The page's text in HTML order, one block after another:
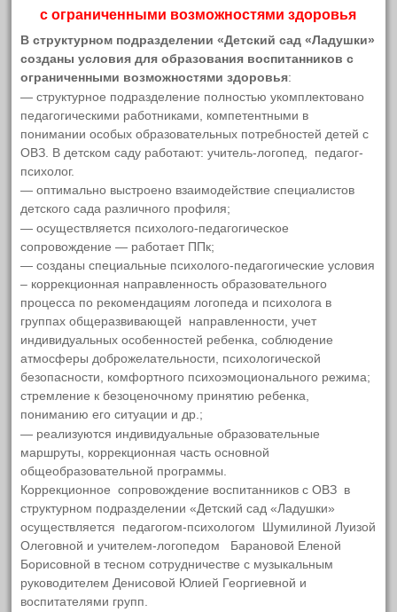
Федеральные документы
Документы Правительства
Самарской области, МОНСО
Поволжское управление МОНСО
Локальные акты СП “Детский сад
г.Новокуйбышевска
Образование
Руководство
Педагогический состав
Материально-техническое
обеспечение и оснащенность
образовательного процесса.
Доступная среда
Платные образовательные услуги
Финансово-хозяйственная
деятельность
Вакантные места для приема
воспитанников
НЕЗНАКОМОГО
НОМЕРА……
Опросы
Удовлетворены ли вы
качеством образования в СП
"Детский сад "Ладушки"
Да
Скорее да
Нет
Скорее нет
Затрудняюсь с ответом
Просмотреть результаты
с ограниченными возможностями здоровья
В структурном подразделении «Детский сад «Ладушки»
созданы условия для образования воспитанников с
ограниченными возможностями здоровья:
— структурное подразделение полностью укомплектовано
педагогическими работниками, компетентными в
понимании особых образовательных потребностей детей с
ОВЗ. В детском саду работают: учитель-логопед, педагог-
психолог.
— оптимально выстроено взаимодействие специалистов
детского сада различного профиля;
— осуществляется психолого-педагогическое
сопровождение — работает ППк;
— созданы специальные психолого-педагогические условия
– коррекционная направленность образовательного
процесса по рекомендациям логопеда и психолога в
группах общеразвивающей направленности, учет
индивидуальных особенностей ребенка, соблюдение
атмосферы доброжелательности, психологической
безопасности, комфортного психоэмоционального режима;
стремление к безоценочному принятию ребенка,
пониманию его ситуации и др.;
— реализуются индивидуальные образовательные
маршруты, коррекционная часть основной
общеобразовательной программы.
Коррекционное сопровождение воспитанников с ОВЗ в
структурном подразделении «Детский сад «Ладушки»
осуществляется педагогом-психологом Шумилиной Луизой
Олеговной и учителем-логопедом Барановой Еленой
Борисовной в тесном сотрудничестве с музыкальным
руководителем Денисовой Юлией Георгиевной и
воспитателями групп.